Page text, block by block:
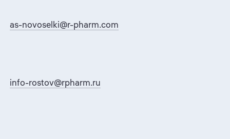
as-novoselki@r-pharm.com
info-rostov@rpharm.ru